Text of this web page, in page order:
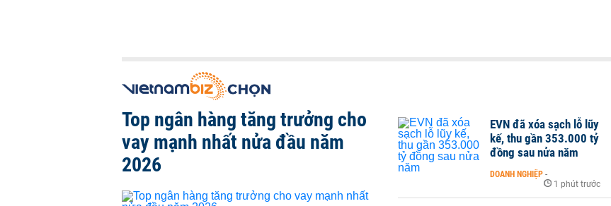
Top ngân hàng tăng trưởng cho
vay mạnh nhất nửa đầu năm
2026
EVN đã xóa sạch lỗ lũy
kế, thu gần 353.000 tỷ
đồng sau nửa năm
DOANH NGHIỆP -
1 phút trước